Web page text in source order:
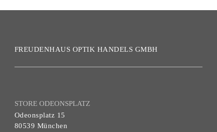
FREUDENHAUS OPTIK HANDELS GMBH
STORE ODEONSPLATZ
Odeonsplatz 15
80539 München